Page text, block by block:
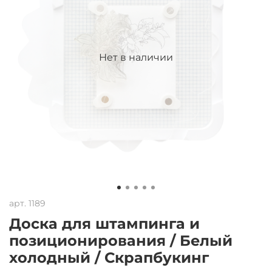
Нет в наличии
арт. 1189
Доска для штампинга и
позиционирования / Белый
холодный / Скрапбукинг